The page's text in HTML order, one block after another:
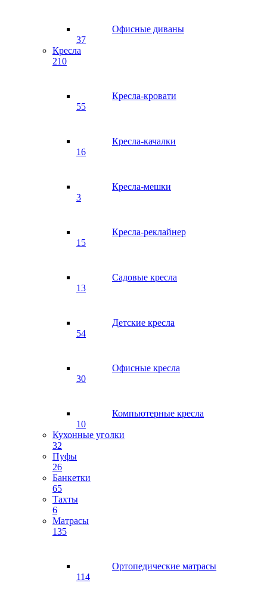
Офисные диваны
37
Кресла
210
Кресла-кровати
55
Кресла-качалки
16
Кресла-мешки
3
Кресла-реклайнер
15
Садовые кресла
13
Детские кресла
54
Офисные кресла
30
Компьютерные кресла
10
Кухонные уголки
32
Пуфы
26
Банкетки
65
Тахты
6
Матрасы
135
Ортопедические матрасы
114